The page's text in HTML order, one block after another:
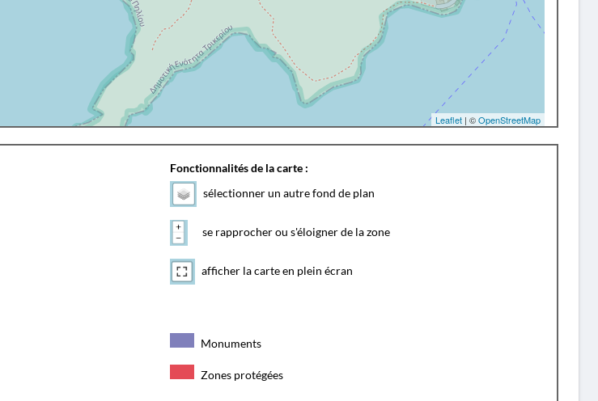
Leaflet | ©OpenStreetMap
Fonctionnalités de la carte :
sélectionner un autre fond de plan
se rapprocher ou s'éloigner de la zone
afficher la carte en plein écran
Monuments
Zones protégées